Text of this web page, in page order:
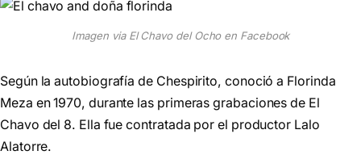
Imagen via El Chavo del Ocho en Facebook
Según la autobiografía de Chespirito, conoció a Florinda
Meza en 1970, durante las primeras grabaciones de El
Chavo del 8. Ella fue contratada por el productor Lalo
Alatorre.